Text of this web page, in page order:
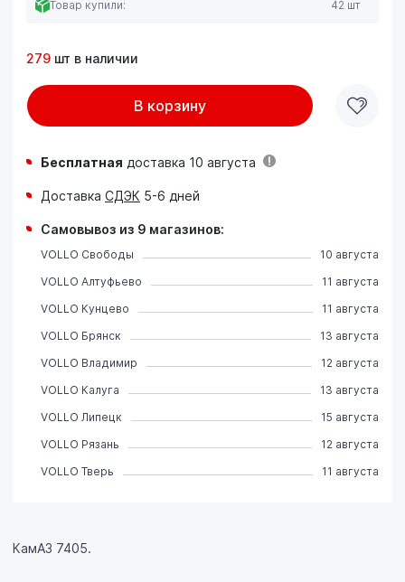
КамАЗ 7405.
Товар купили: 42 шт
279 шт в наличии
В корзину
Бесплатная доставка 10 августа
Доставка СДЭК 5-6 дней
Самовывоз из 9 магазинов:
VOLLO Свободы
10 августа
VOLLO Алтуфьево
11 августа
VOLLO Кунцево
11 августа
VOLLO Брянск
13 августа
VOLLO Владимир
12 августа
VOLLO Калуга
13 августа
VOLLO Липецк
15 августа
VOLLO Рязань
12 августа
VOLLO Тверь
11 августа